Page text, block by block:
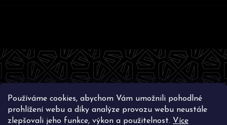
Používáme cookies, abychom Vám umožnili pohodlné
prohlížení webu a díky analýze provozu webu neustále
zlepšovali jeho funkce, výkon a použitelnost. Více
p
a
t
Instagram